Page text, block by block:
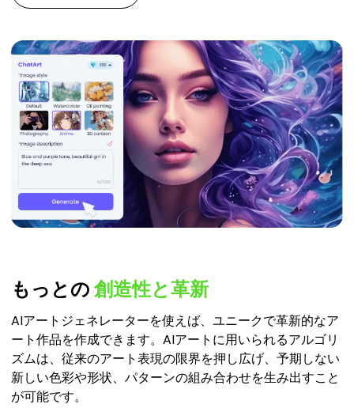
もっとの創造性と革新
AIアートジェネレーターを使えば、ユニークで革新的なア
ート作品を作成できます。AIアートに用いられるアルゴリ
ズムは、従来のアート表現の限界を押し広げ、予期しない
新しい色彩や形状、パターンの組み合わせを生み出すこと
が可能です。